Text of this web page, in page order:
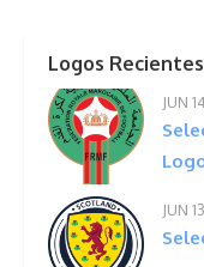
Logos Recientes
JUN
JUN